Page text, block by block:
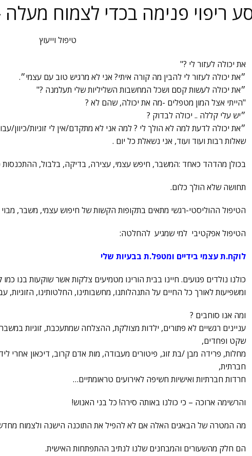
ריפוי פנימה בכדי לצמוח מעלה
טיפול וייעוץ
את יכולה לעזור לי ?"
״את יכולה לעזור לי להבין מה קורה איתי? אני לא מרגיש טוב עם עצמי״.
״את יכולה לעשות קסם ושכל המחשבות השליליות שלי תעלמנה ?"
"הייתי אצל המון מטפלים -מה את יכולה, שהם לא ?
״יש עלי קללה .. יכולה לבדוק ?
״את יכולה לדעת למה לא הולך לי ? למה אני לא מתקדם/אין לי זוגיות/כיוון/
שאלות רבות ועוד ועוד, אני נשאלת כל יום .
בכולן מהדהד כאחד :המשבר, חיפש עצמי, עצירה, בדיקה, בלבול, ההתכנסות
תחושה שלא הולך כלום.
הטיפול ההוליסטי-רגשי מתאים בתקופות הקשות של חיפוש עצמי, משבר,
הטיפול אפקטיבי למי שמגיע להחלטה:
לוקח.ת עצמי בידיים ומטפל.ת בבעיות שלי
כולנו נולדים פגועים. חיינו בבית הורינו מטמיעים צלקות אשר שוקעות בנו
ומשפיעות לאורך כל החיים על התנהלותנו, מחשבותינו, החלטותינו,
ומה אנו סוחבים ?
עניינים רגשיים לא פתורים, ילדות מצולקת, ההצלחה שמתעכבת, זוגיות
שקט ופחדים,
מחלות, פרידה מבן /בת זוג, פיטורים מעבודה, מות אדם קרוב, דיכאון אחרי
חברתית,
חרדות חברתיות ואישיות חשיפה לאירועים טראומתיים…
והרשימה ארוכה – כי כולנו באותה סירה! כל בני האנוש!
מה המטרה של הבאגים האלה אם לא להפיל את התוכנה הישנה ולצמוח
הם חלק מהשעורים והמבחנים שלנו לנתיב ההתפתחות האישית.